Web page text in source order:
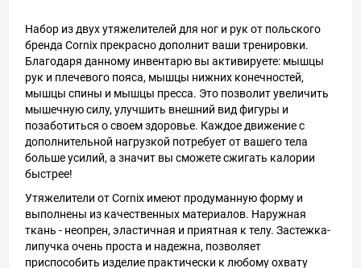
Набор из двух утяжелителей для ног и рук от польского
бренда Cornix прекрасно дополнит ваши тренировки.
Благодаря данному инвентарю вы активируете: мышцы
рук и плечевого пояса, мышцы нижних конечностей,
мышцы спины и мышцы пресса. Это позволит увеличить
мышечную силу, улучшить внешний вид фигуры и
позаботиться о своем здоровье. Каждое движение с
дополнительной нагрузкой потребует от вашего тела
больше усилий, а значит вы сможете сжигать калории
быстрее!
Утяжелители от Cornix имеют продуманную форму и
выполнены из качественных материалов. Наружная
ткань - неопрен, эластичная и приятная к телу. Застежка-
липучка очень проста и надежна, позволяет
приспособить изделие практически к любому охвату